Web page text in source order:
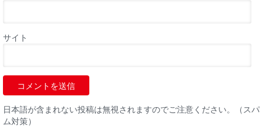
サイト
日本語が含まれない投稿は無視されますのでご注意ください。（スパ
ム対策）